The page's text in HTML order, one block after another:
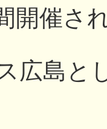
開催さ
広島と